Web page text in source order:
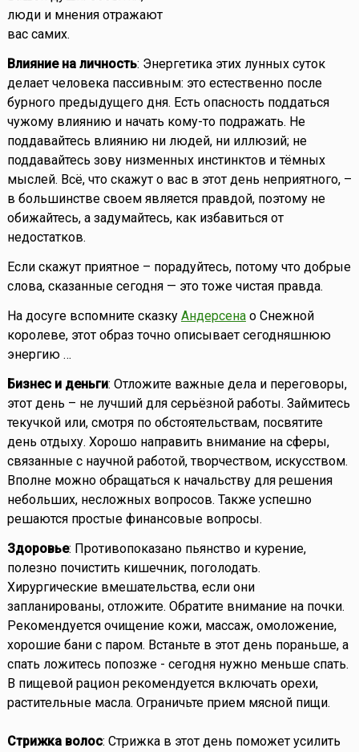
люди и мнения отражают
вас самих.
Влияние на личность: Энергетика этих лунных суток
делает человека пассивным: это естественно после
бурного предыдущего дня. Есть опасность поддаться
чужому влиянию и начать кому-то подражать. Не
поддавайтесь влиянию ни людей, ни иллюзий; не
поддавайтесь зову низменных инстинктов и тёмных
мыслей. Всё, что скажут о вас в этот день неприятного, –
в большинстве своем является правдой, поэтому не
обижайтесь, а задумайтесь, как избавиться от
недостатков.
Если скажут приятное – порадуйтесь, потому что добрые
слова, сказанные сегодня — это тоже чистая правда.
На досуге вспомните сказку Андерсенао Снежной
королеве, этот образ точно описывает сегодняшнюю
энергию …
Бизнес и деньги: Отложите важные дела и переговоры,
этот день – не лучший для серьёзной работы. Займитесь
текучкой или, смотря по обстоятельствам, посвятите
день отдыху. Хорошо направить внимание на сферы,
связанные с научной работой, творчеством, искусством.
Вполне можно обращаться к начальству для решения
небольших, несложных вопросов. Также успешно
решаются простые финансовые вопросы.
Здоровье: Противопоказано пьянство и курение,
полезно почистить кишечник, поголодать.
Хирургические вмешательства, если они
запланированы, отложите. Обратите внимание на почки.
Рекомендуется очищение кожи, массаж, омоложение,
хорошие бани с паром. Встаньте в этот день пораньше, а
спать ложитесь попозже - сегодня нужно меньше спать.
В пищевой рацион рекомендуется включать орехи,
растительные масла. Ограничьте прием мясной пищи.
Стрижка волос: Стрижка в этот день поможет усилить